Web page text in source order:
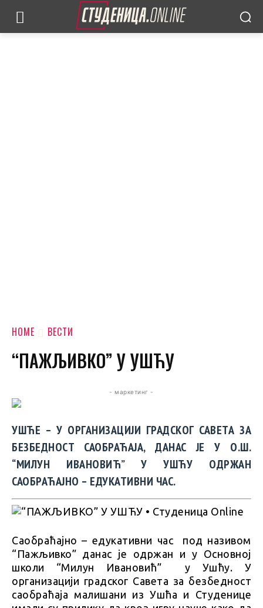
HOME ВЕСТИ
“ПАЖЉИВКО” У УШЋУ
- маркетинг -
УШЋЕ – У ОРГАНИЗАЦИЈИ ГРАДСКОГ САВЕТА ЗА
БЕЗБЕДНОСТ САОБРАЋАЈА, ДАНАС ЈЕ У О.Ш.
“МИЛУН ИВАНОВИЋ” У УШЋУ ОДРЖАН
САОБРАЋАЈНО – ЕДУКАТИВНИ ЧАС.
Саобраћајно – едукативни час под називом
“Пажљивко” данас је одржан и у Основној
школи “Милун Ивановић” у Ушћу. У
организацији градског Савета за безбедност
саобраћаја малишани из Ушћа и Студенице